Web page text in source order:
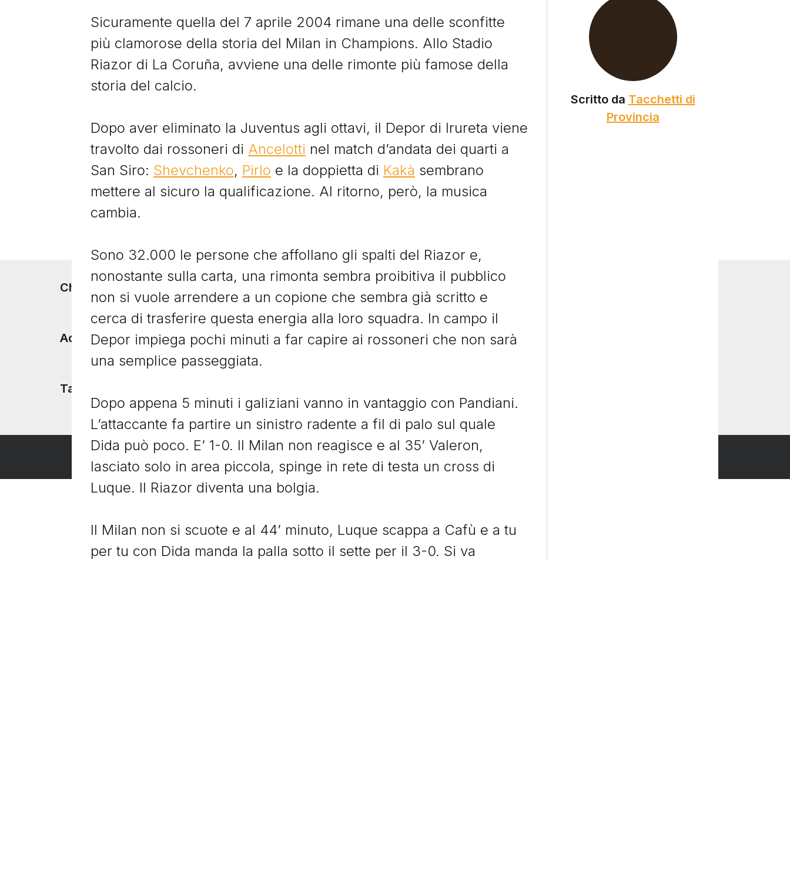
Sicuramente quella del 7 aprile 2004 rimane una delle sconfitte
più clamorose della storia del Milan in Champions. Allo Stadio
Riazor di La Coruña, avviene una delle rimonte più famose della
storia del calcio.
Dopo aver eliminato la Juventus agli ottavi, il Depor di Irureta viene
travolto dai rossoneri di Ancelotti nel match d’andata dei quarti a
San Siro: Shevchenko, Pirlo e la doppietta di Kakà sembrano
mettere al sicuro la qualificazione. Al ritorno, però, la musica
cambia.
Sono 32.000 le persone che affollano gli spalti del Riazor e,
nonostante sulla carta, una rimonta sembra proibitiva il pubblico
non si vuole arrendere a un copione che sembra già scritto e
cerca di trasferire questa energia alla loro squadra. In campo il
Depor impiega pochi minuti a far capire ai rossoneri che non sarà
una semplice passeggiata.
Dopo appena 5 minuti i galiziani vanno in vantaggio con Pandiani.
L’attaccante fa partire un sinistro radente a fil di palo sul quale
Dida può poco. E’ 1-0. Il Milan non reagisce e al 35’ Valeron,
lasciato solo in area piccola, spinge in rete di testa un cross di
Luque. Il Riazor diventa una bolgia.
Il Milan non si scuote e al 44’ minuto, Luque scappa a Cafù e a tu
per tu con Dida manda la palla sotto il sette per il 3-0. Si va
Scritto da Tacchetti di
Provincia
Footer menu
Chi siamo
Accadde Oggi I Signori del Sabato
Tacchetti TV
© Tacchettidiprovincia.it - 2026 - Tutti diritti riservati